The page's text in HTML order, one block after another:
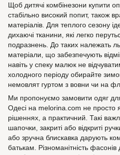
Щоб дитячі комбінезони купити
стабільно високий попит, також
матеріалів. Для теплого сезону
дихаючі тканини, які легко
подразнень. До таких належать
матеріали, що забезпечують
навіть у спеку малюк не
холодного періоду обирайте
немовлят гуртом з вовни чи на
Ми пропонуємо замовити одяг
Одесі на melorina.com не просто
рішеннях, а практичний. Такі
шапочки, закриті або відкриті
або зручна блискавка дарують
батькам. Різноманітність